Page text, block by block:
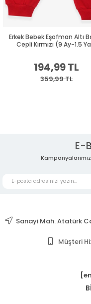
Erkek Bebek Eşofman Altı
Cepli Kırmızı (9 Ay-1.5
194,99 TL
359,99 TL
E-
Sanayi Mah. Atatürk
Müşteri